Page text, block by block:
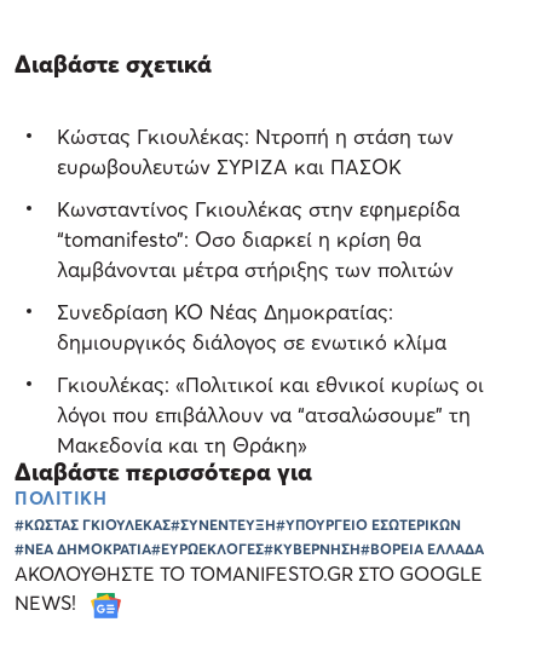
Διαβάστε σχετικά
Κώστας Γκιουλέκας: Ντροπή η στάση των
ευρωβουλευτών ΣΥΡΙΖΑ και ΠΑΣΟΚ
Κωνσταντίνος Γκιουλέκας στην εφημερίδα
“tomanifesto”: Οσο διαρκεί η κρίση θα
λαμβάνονται μέτρα στήριξης των πολιτών
Συνεδρίαση ΚΟ Νέας Δημοκρατίας:
δημιουργικός διάλογος σε ενωτικό κλίμα
Γκιουλέκας: «Πολιτικοί και εθνικοί κυρίως οι
λόγοι που επιβάλλουν να “ατσαλώσουμε” τη
Μακεδονία και τη Θράκη»
Διαβάστε περισσότερα για
ΠΟΛΙΤΙΚΗ
#ΚΩΣΤΑΣ ΓΚΙΟΥΛΕΚΑΣ#ΣΥΝΕΝΤΕΥΞΗ#ΥΠΟΥΡΓΕΙΟ ΕΣΩΤΕΡΙΚΩΝ
#ΝΕΑ ΔΗΜΟΚΡΑΤΙΑ#ΕΥΡΩΕΚΛΟΓΕΣ#ΚΥΒΕΡΝΗΣΗ#ΒΟΡΕΙΑ ΕΛΛΑΔΑ
ΑΚΟΛΟΥΘΗΣΤΕ ΤΟ TOMANIFESTO.GR ΣΤΟ GOOGLE
NEWS!